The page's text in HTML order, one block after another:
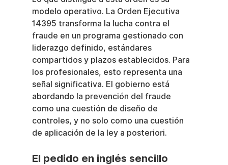
modelo operativo. La Orden Ejecutiva
14395 transforma la lucha contra el
fraude en un programa gestionado con
liderazgo definido, estándares
compartidos y plazos establecidos. Para
los profesionales, esto representa una
señal significativa. El gobierno está
abordando la prevención del fraude
como una cuestión de diseño de
controles, y no solo como una cuestión
de aplicación de la ley a posteriori.
El pedido en inglés sencillo